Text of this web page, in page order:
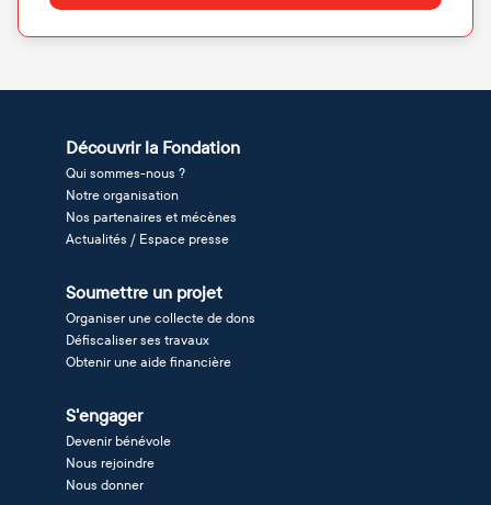
Découvrir la Fondation
Qui sommes-nous ?
Notre organisation
Nos partenaires et mécènes
Actualités / Espace presse
Soumettre un projet
Organiser une collecte de dons
Défiscaliser ses travaux
Obtenir une aide financière
S'engager
Devenir bénévole
Nous rejoindre
Nous donner